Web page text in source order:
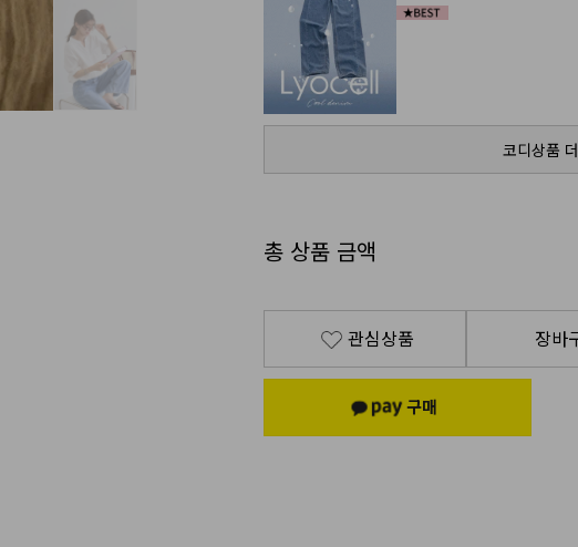
코디상품
총 상품 금액
관심상품 장바